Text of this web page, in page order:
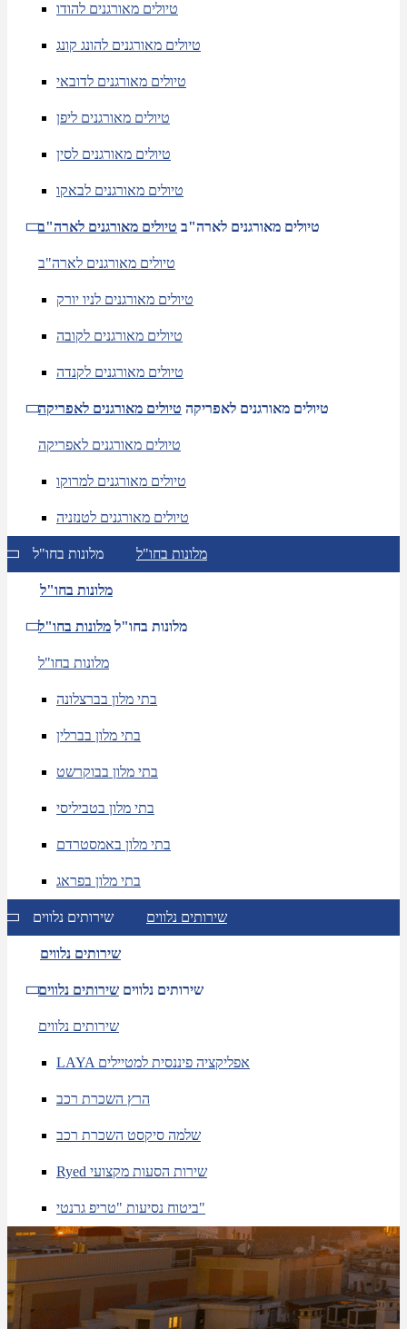
טיולים מאורגנים להודו
טיולים מאורגנים להונג קונג
טיולים מאורגנים לדובאי
טיולים מאורגנים ליפן
טיולים מאורגנים לסין
טיולים מאורגנים לבאקו
טיולים מאורגנים לארה"ב טיולים מאורגנים לארה"ב
טיולים מאורגנים לארה"ב
טיולים מאורגנים לניו יורק
טיולים מאורגנים לקובה
טיולים מאורגנים לקנדה
טיולים מאורגנים לאפריקה טיולים מאורגנים לאפריקה
טיולים מאורגנים לאפריקה
טיולים מאורגנים למרוקו
טיולים מאורגנים לטנזניה
מלונות בחו"ל מלונות בחו"ל
מלונות בחו"ל
מלונות בחו"ל מלונות בחו"ל
מלונות בחו"ל
בתי מלון בברצלונה
בתי מלון בברלין
בתי מלון בבוקרשט
בתי מלון בטביליסי
בתי מלון באמסטרדם
בתי מלון בפראג
שירותים נלווים שירותים נלווים
שירותים נלווים
שירותים נלווים שירותים נלווים
שירותים נלווים
LAYA אפליקציה פיננסית למטיילים
הרץ השכרת רכב
שלמה סיקסט השכרת רכב
Ryed שירות הסעות מקצועי
ביטוח נסיעות "טריפ גרנטי"